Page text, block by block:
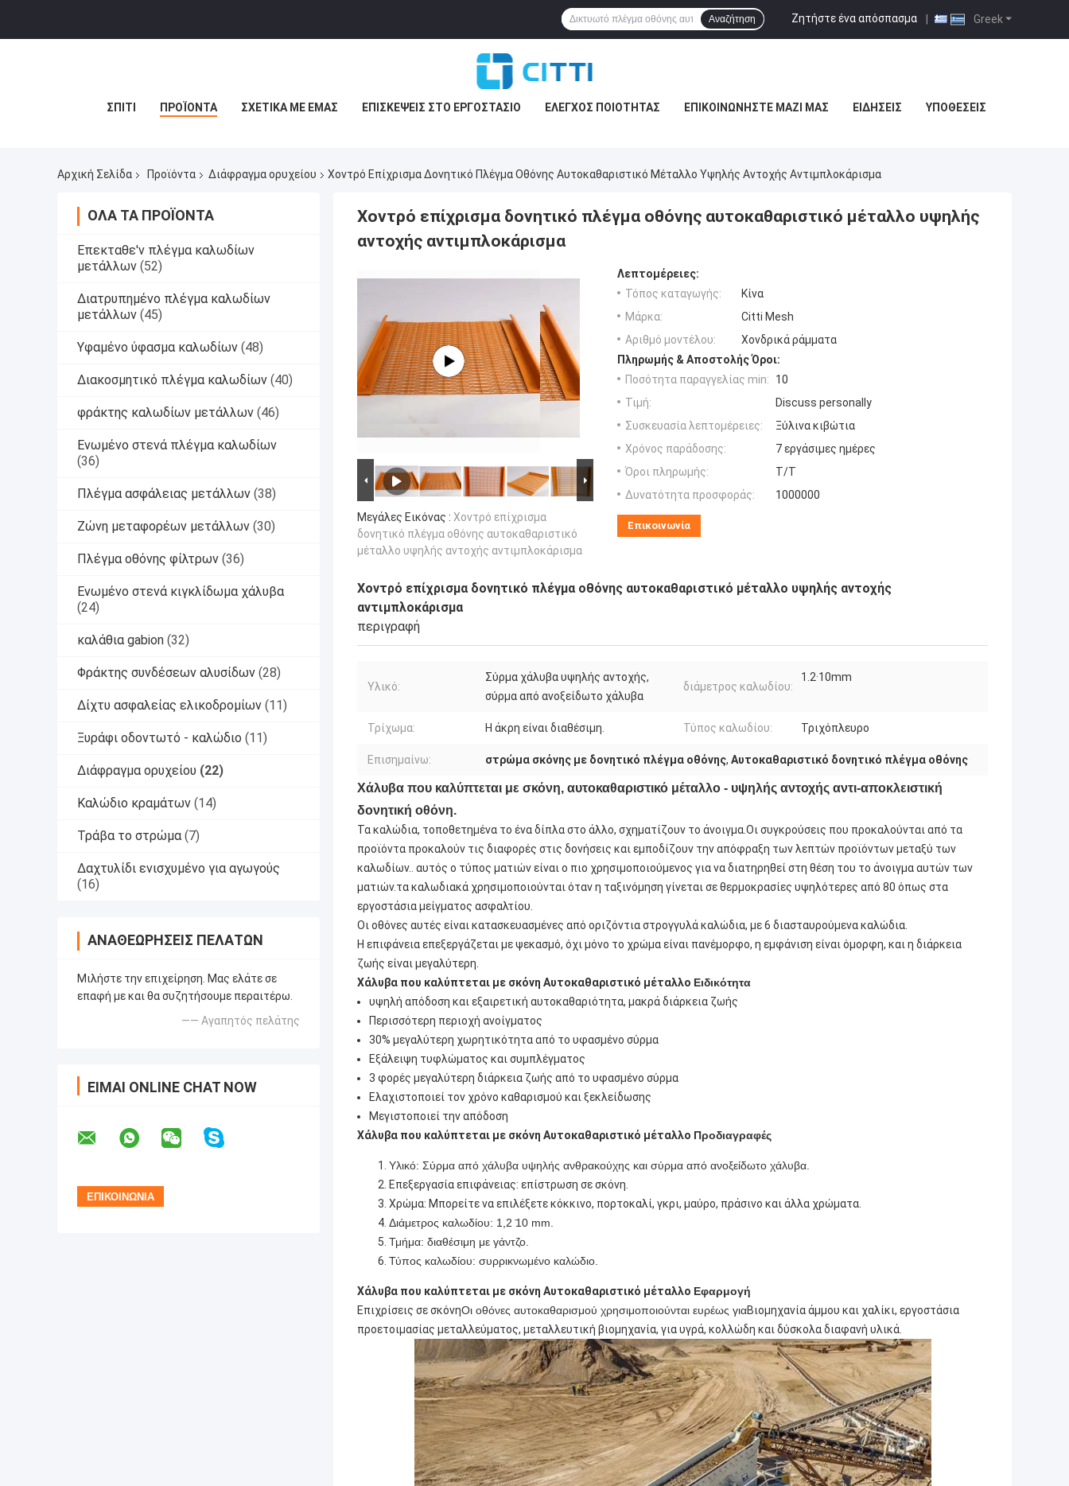
Greek
Ζητήστε ένα απόσπασμα |
Αναζήτηση
ΣΠΊΤΙ ΠΡΟΪΌΝΤΑ ΣΧΕΤΙΚΆ ΜΕ ΕΜΆΣ ΕΠΙΣΚΈΨΕΙΣ ΣΤΟ ΕΡΓΟΣΤΆΣΙΟ ΈΛΕΓΧΟΣ ΠΟΙΌΤΗΤΑΣ ΕΠΙΚΟΙΝΩΝΉΣΤΕ ΜΑΖΊ ΜΑΣ ΕΙΔΉΣΕΙΣ ΥΠΟΘΈΣΕΙΣ
Αρχική Σελίδα Προϊόντα Διάφραγμα ορυχείου Χοντρό Επίχρισμα Δονητικό Πλέγμα Οθόνης Αυτοκαθαριστικό Μέταλλο Υψηλής Αντοχής Αντιμπλοκάρισμα
ΌΛΑ ΤΑ ΠΡΟΪΌΝΤΑ
Επεκταθε'ν πλέγμα καλωδίων
μετάλλων (52)
Διατρυπημένο πλέγμα καλωδίων
μετάλλων (45)
Υφαμένο ύφασμα καλωδίων (48)
Διακοσμητικό πλέγμα καλωδίων (40)
φράκτης καλωδίων μετάλλων (46)
Ενωμένο στενά πλέγμα καλωδίων
(36)
Πλέγμα ασφάλειας μετάλλων (38)
Ζώνη μεταφορέων μετάλλων (30)
Πλέγμα οθόνης φίλτρων (36)
Ενωμένο στενά κιγκλίδωμα χάλυβα
(24)
καλάθια gabion (32)
Φράκτης συνδέσεων αλυσίδων (28)
Δίχτυ ασφαλείας ελικοδρομίων (11)
Ξυράφι οδοντωτό - καλώδιο (11)
Διάφραγμα ορυχείου (22)
Καλώδιο κραμάτων (14)
Τράβα το στρώμα (7)
Δαχτυλίδι ενισχυμένο για αγωγούς
(16)
ΑΝΑΘΕΩΡΉΣΕΙΣ ΠΕΛΑΤΏΝ
Μιλήστε την επιχείρηση. Μας ελάτε σε
επαφή με και θα συζητήσουμε περαιτέρω.
—— Αγαπητός πελάτης
ΕΊΜΑΙ ONLINE CHAT NOW
Χοντρό επίχρισμα δονητικό πλέγμα οθόνης αυτοκαθαριστικό μέταλλο υψηλής
αντοχής αντιμπλοκάρισμα
Μεγάλες Εικόνας : Χοντρό επίχρισμα
δονητικό πλέγμα οθόνης αυτοκαθαριστικό
μέταλλο υψηλής αντοχής αντιμπλοκάρισμα
Λεπτομέρειες:
Τόπος καταγωγής:
Κίνα
Μάρκα:
Citti Mesh
Αριθμό μοντέλου:
Χονδρικά ράμματα
Πληρωμής & Αποστολής Όροι:
Ποσότητα παραγγελίας min:
10
Τιμή:
Discuss personally
Συσκευασία λεπτομέρειες:
Ξύλινα κιβώτια
Χρόνος παράδοσης:
7 εργάσιμες ημέρες
Όροι πληρωμής:
Τ/Τ
Δυνατότητα προσφοράς:
1000000
Επικοινωνία
Χοντρό επίχρισμα δονητικό πλέγμα οθόνης αυτοκαθαριστικό μέταλλο υψηλής αντοχής
αντιμπλοκάρισμα
περιγραφή
Υλικό:
Σύρμα χάλυβα υψηλής αντοχής,
σύρμα από ανοξείδωτο χάλυβα
διάμετρος καλωδίου:
1.2·10mm
Τρίχωμα: Η άκρη είναι διαθέσιμη. Τύπος καλωδίου: Τριχόπλευρο
Επισημαίνω: στρώμα σκόνης με δονητικό πλέγμα οθόνης, Αυτοκαθαριστικό δονητικό πλέγμα οθόνης
Χάλυβα που καλύπτεται με σκόνη, αυτοκαθαριστικό μέταλλο - υψηλής αντοχής αντι-αποκλειστική
δονητική οθόνη.
Τα καλώδια, τοποθετημένα το ένα δίπλα στο άλλο, σχηματίζουν το άνοιγμα.Οι συγκρούσεις που προκαλούνται από τα
προϊόντα προκαλούν τις διαφορές στις δονήσεις και εμποδίζουν την απόφραξη των λεπτών προϊόντων μεταξύ των
καλωδίων.. αυτός ο τύπος ματιών είναι ο πιο χρησιμοποιούμενος για να διατηρηθεί στη θέση του το άνοιγμα αυτών των
ματιών.τα καλωδιακά χρησιμοποιούνται όταν η ταξινόμηση γίνεται σε θερμοκρασίες υψηλότερες από 80 όπως στα
εργοστάσια μείγματος ασφαλτίου.
Οι οθόνες αυτές είναι κατασκευασμένες από οριζόντια στρογγυλά καλώδια, με 6 διασταυρούμενα καλώδια.
Η επιφάνεια επεξεργάζεται με ψεκασμό, όχι μόνο το χρώμα είναι πανέμορφο, η εμφάνιση είναι όμορφη, και η διάρκεια
ζωής είναι μεγαλύτερη.
Χάλυβα που καλύπτεται με σκόνη Αυτοκαθαριστικό μέταλλο Ειδικότητα
υψηλή απόδοση και εξαιρετική αυτοκαθαριότητα, μακρά διάρκεια ζωής
Περισσότερη περιοχή ανοίγματος
30% μεγαλύτερη χωρητικότητα από το υφασμένο σύρμα
Εξάλειψη τυφλώματος και συμπλέγματος
3 φορές μεγαλύτερη διάρκεια ζωής από το υφασμένο σύρμα
Ελαχιστοποιεί τον χρόνο καθαρισμού και ξεκλείδωσης
Μεγιστοποιεί την απόδοση
Χάλυβα που καλύπτεται με σκόνη Αυτοκαθαριστικό μέταλλο Προδιαγραφές
Υλικό: Σύρμα από χάλυβα υψηλής ανθρακούχης και σύρμα από ανοξείδωτο χάλυβα.
Επεξεργασία επιφάνειας: επίστρωση σε σκόνη.
Χρώμα: Μπορείτε να επιλέξετε κόκκινο, πορτοκαλί, γκρι, μαύρο, πράσινο και άλλα χρώματα.
Διάμετρος καλωδίου: 1,2 ̇10 mm.
Τμήμα: διαθέσιμη με γάντζο.
Τύπος καλωδίου: συρρικνωμένο καλώδιο.
Χάλυβα που καλύπτεται με σκόνη Αυτοκαθαριστικό μέταλλο Εφαρμογή
Επιχρίσεις σε σκόνηΟι οθόνες αυτοκαθαρισμού χρησιμοποιούνται ευρέως γιαΒιομηχανία άμμου και χαλίκι, εργοστάσια
προετοιμασίας μεταλλεύματος, μεταλλευτική βιομηχανία, για υγρά, κολλώδη και δύσκολα διαφανή υλικά.